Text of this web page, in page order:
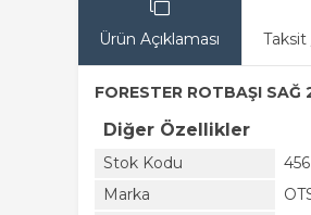
Ürün Açıklaması
FORESTER ROTBAŞI
Diğer Özellikler
Stok Kodu
456
Marka